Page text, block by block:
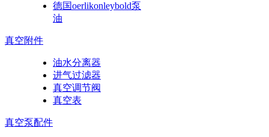
德国oerlikonleybold泵
油
真空附件
油水分离器
进气过滤器
真空调节阀
真空表
真空泵配件